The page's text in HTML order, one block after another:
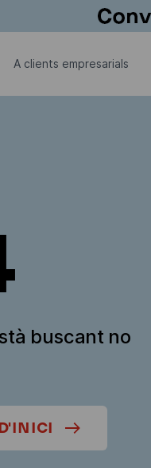
A clients empresarials
buscant no